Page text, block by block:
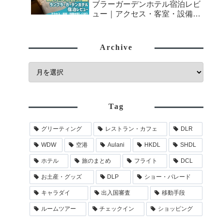
ブラーガーデンホテル宿泊レビ
ュー｜アクセス・客室・設備を
Archive
Tag
グリーティング レストラン・カフェ DLR
WDW 空港 Aulani HKDL SHDL
ホテル 旅のまとめ フライト DCL
お土産・グッズ DLP ショー・パレード
キャラダイ 出入国審査 移動手段
ルームツアー チェックイン ショッピング